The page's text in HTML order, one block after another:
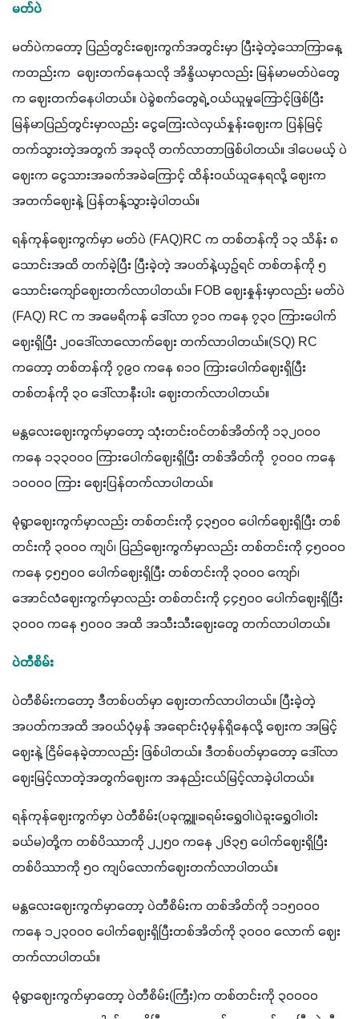
မတ်ပဲ
မတ်ပဲကတော့ ပြည်တွင်းဈေးကွက်အတွင်းမှာ ပြီးခဲ့တဲ့သောကြာနေ့
ကတည်းက  ဈေးတက်နေသလို အိန္ဒိယမှာလည်း မြန်မာမတ်ပဲတွေ
က ဈေးတက်နေပါတယ်။ ပဲခွဲစက်တွေရဲ့ ဝယ်ယူမှုကြောင့်ဖြစ်ပြီး
မြန်မာပြည်တွင်းမှာလည်း ငွေကြေးလဲလှယ်နှုန်းဈေးက ပြန်မြင့်
တက်သွားတဲ့အတွက် အခုလို တက်လာတာဖြစ်ပါတယ်။ ဒါပေမယ့် ပဲ
ဈေးက ငွေသားအခက်အခဲကြောင့် ထိန်းဝယ်ယူနေရလို့ ဈေးက
အတက်ဈေးနဲ့ ပြန်တန့်သွားခဲ့ပါတယ်။
ရန်ကုန်ဈေးကွက်မှာ မတ်ပဲ (FAQ)RC က တစ်တန်ကို ၁၃ သိန်း ၈
သောင်းအထိ တက်ခဲ့ပြီး ပြီးခဲ့တဲ့ အပတ်နဲ့ယှဉ်ရင် တစ်တန်ကို ၅
သောင်းကျော်ဈေးတက်လာပါတယ်။ FOB ဈေးနှုန်းမှာလည်း မတ်ပဲ
(FAQ) RC က အမေရိကန် ဒေါ်လာ ၇၁၀ ကနေ ၇၃၀ ကြားပေါက်
ဈေးရှိပြီး ၂၀ဒေါ်လာလောက်ဈေး တက်လာပါတယ်။(SQ) RC
ကတော့ တစ်တန်ကို ၇၉၀ ကနေ ၈၁၀ ကြားပေါက်ဈေးရှိပြီး
တစ်တန်ကို ၃၀ ဒေါ်လာနီးပါး ဈေးတက်လာပါတယ်။
မန္တလေးဈေးကွက်မှာတော့ သုံးတင်းဝင်တစ်အိတ်ကို ၁၃၂၀၀၀
ကနေ ၁၃၃၀၀၀ ကြားပေါက်ဈေးရှိပြီး တစ်အိတ်ကို  ၇၀၀၀ ကနေ
၁၀၀၀၀ ကြား ဈေးပြန်တက်လာပါတယ်။
မုံရွာဈေးကွက်မှာလည်း တစ်တင်းကို ၄၃၅၀၀ ပေါက်ဈေးရှိပြီး တစ်
တင်းကို ၃၀၀၀ ကျပ်၊ ပြည်ဈေးကွက်မှာလည်း တစ်တင်းကို ၄၅၀၀၀
ကနေ ၄၅၅၀၀ ပေါက်ဈေးရှိပြီး တစ်တင်းကို ၃၀၀၀ ကျော်၊
အောင်လံဈေးကွက်မှာလည်း တစ်တင်းကို ၄၄၅၀၀ ပေါက်ဈေးရှိပြီး
၃၀၀၀ ကနေ ၅၀၀၀ အထိ အသီးသီးဈေးတွေ တက်လာပါတယ်။
ပဲတီစိမ်း
ပဲတီစိမ်းကတော့ ဒီတစ်ပတ်မှာ ဈေးတက်လာပါတယ်။ ပြီးခဲ့တဲ့
အပတ်ကအထိ အဝယ်ပုံမှန် အရောင်းပုံမှန်ရှိနေလို့ ဈေးက အမြင့်
ဈေးနဲ့ ငြိမ်နေခဲ့တာလည်း ဖြစ်ပါတယ်။ ဒီတစ်ပတ်မှာတော့ ဒေါ်လာ
ဈေးမြင့်လာတဲ့အတွက်ဈေးက အနည်းငယ်မြင့်လာခဲ့ပါတယ်။
ရန်ကုန်ဈေးကွက်မှာ ပဲတီစိမ်း(ပခုက္ကူ၊ခရမ်းရွှေဝါ၊ပဲခူးရွှေဝါ၊ဝါး
ခယ်မ)တို့က တစ်ပိဿာကို ၂၂၅၀ ကနေ ၂၆၃၅ ပေါက်ဈေးရှိပြီး
တစ်ပိဿာကို ၅၀ ကျပ်လောက်ဈေးတက်လာပါတယ်။
မန္တလေးဈေးကွက်မှာတော့ ပဲတီစိမ်းက တစ်အိတ်ကို ၁၁၅၀၀၀
ကနေ ၁၂၃၀၀၀ ပေါက်ဈေးရှိပြီးတစ်အိတ်ကို ၃၀၀၀ လောက် ဈေး
တက်လာပါတယ်။
မုံရွာဈေးကွက်မှာတော့ ပဲတီစိမ်း(ကြီး)က တစ်တင်းကို ၃၀၀၀၀